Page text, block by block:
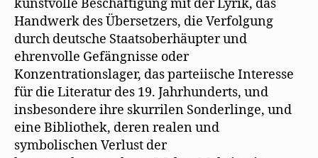
kunstvolle Beschäftigung mit der Lyrik, das
Handwerk des Übersetzers, die Verfolgung
durch deutsche Staatsoberhäupter und
ehrenvolle Gefängnisse oder
Konzentrationslager, das parteiische Interesse
für die Literatur des 19. Jahrhunderts, und
insbesondere ihre skurrilen Sonderlinge, und
eine Bibliothek, deren realen und
symbolischen Verlust der